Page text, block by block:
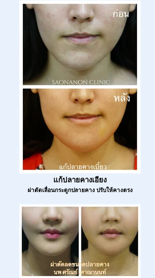
แก้ปลายคางเอียง
ผ่าตัดเลื่อนกระดูกปลายคาง ปรับให้คางตรง